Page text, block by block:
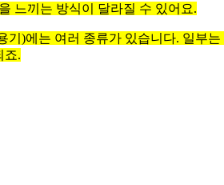
느끼는 방식이 달라질 수 있어요.
)에는 여러 종류가 있습니다. 일부
죠.